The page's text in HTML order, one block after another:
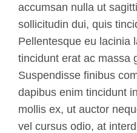
Documents
MH-EF
Contact Us
accumsan nulla ut
sollicitudin dui, quis
Pellentesque eu lacinia
tincidunt erat ac massa
Suspendisse finibus
dapibus enim tincidunt
mollis ex, ut auctor
vel cursus odio, at